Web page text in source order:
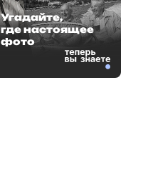
Угадайте,
где настоящее
фото